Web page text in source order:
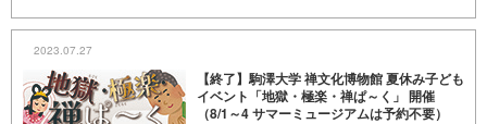
2023.07.27
【終了】駒澤大学 禅文化博物館 夏休み子ども
イベント「地獄・極楽・禅ぱ～く」 開催
（8/1～4 サマーミュージアムは予約不要）